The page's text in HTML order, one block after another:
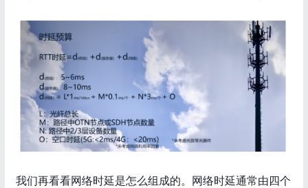
我们再看看网络时延是怎么组成的。网络时延通常由四个